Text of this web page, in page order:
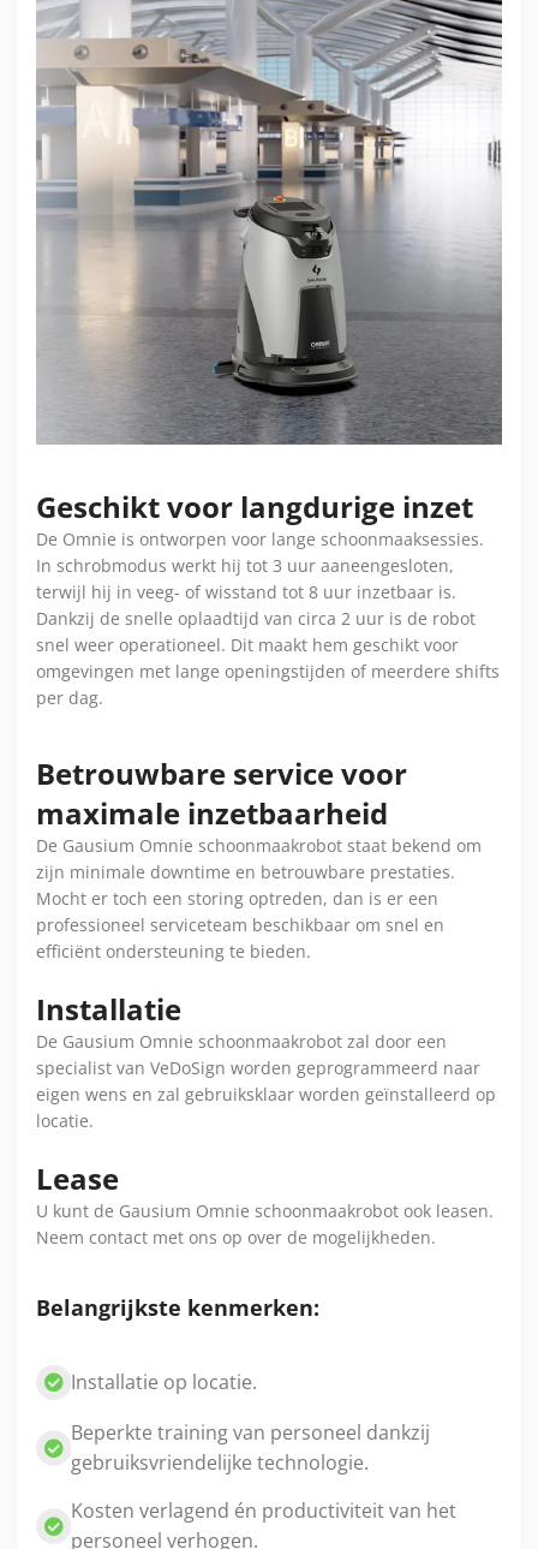
Geschikt voor langdurige inzet
De Omnie is ontworpen voor lange schoonmaaksessies.
In schrobmodus werkt hij tot 3 uur aaneengesloten,
terwijl hij in veeg- of wisstand tot 8 uur inzetbaar is.
Dankzij de snelle oplaadtijd van circa 2 uur is de robot
snel weer operationeel. Dit maakt hem geschikt voor
omgevingen met lange openingstijden of meerdere shifts
per dag.
Betrouwbare service voor
maximale inzetbaarheid
De Gausium Omnie schoonmaakrobot staat bekend om
zijn minimale downtime en betrouwbare prestaties.
Mocht er toch een storing optreden, dan is er een
professioneel serviceteam beschikbaar om snel en
efficiënt ondersteuning te bieden.
Installatie
De Gausium Omnie schoonmaakrobot zal door een
specialist van VeDoSign worden geprogrammeerd naar
eigen wens en zal gebruiksklaar worden geïnstalleerd op
locatie.
Lease
U kunt de Gausium Omnie schoonmaakrobot ook leasen.
Neem contact met ons op over de mogelijkheden.
Belangrijkste kenmerken:
Installatie op locatie.
Beperkte training van personeel dankzij
gebruiksvriendelijke technologie.
Kosten verlagend én productiviteit van het
personeel verhogen.